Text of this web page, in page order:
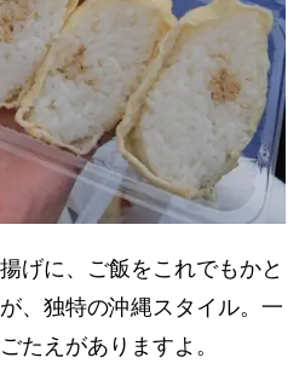
げに、ご飯をこれでもかと
、独特の沖縄スタイル。一
たえがありますよ。